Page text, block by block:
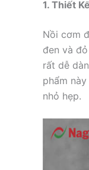
1. Thiết
Nồi cơm
đen và
rất dễ
phẩm
nhỏ hẹp.